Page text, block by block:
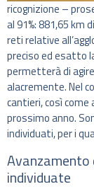
ricognizione –
al 91%: 881,65 km
reti relative
preciso ed esatto
permetterà di
alacremente. Nel
cantieri, così
prossimo anno.
individuati, per i
Avanzamento
individuate